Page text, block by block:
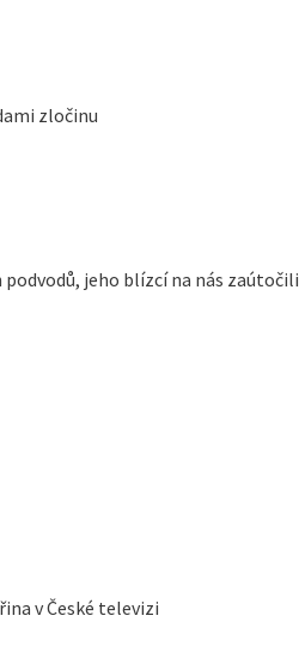
zločinu
jeho blízcí na nás zaútočili
v České televizi